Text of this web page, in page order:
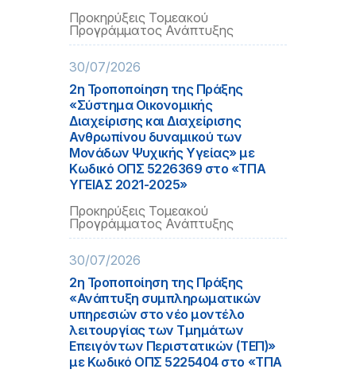
Προκηρύξεις Τομεακού
Προγράμματος Ανάπτυξης
30/07/2026
2η Τροποποίηση της Πράξης
«Σύστημα Οικονομικής
Διαχείρισης και Διαχείρισης
Ανθρωπίνου δυναμικού των
Μονάδων Ψυχικής Υγείας» με
Κωδικό ΟΠΣ 5226369 στο «ΤΠΑ
ΥΓΕΙΑΣ 2021-2025»
Προκηρύξεις Τομεακού
Προγράμματος Ανάπτυξης
30/07/2026
2η Τροποποίηση της Πράξης
«Ανάπτυξη συμπληρωματικών
υπηρεσιών στο νέο μοντέλο
λειτουργίας των Τμημάτων
Επειγόντων Περιστατικών (ΤΕΠ)»
με Κωδικό ΟΠΣ 5225404 στο «ΤΠΑ